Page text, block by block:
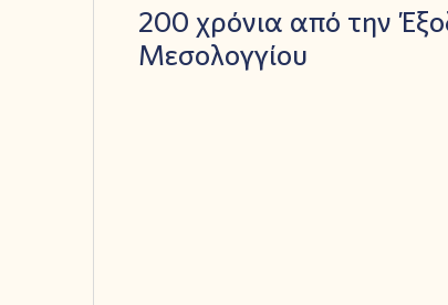
200 χρόνια από την
Μεσολογγίου